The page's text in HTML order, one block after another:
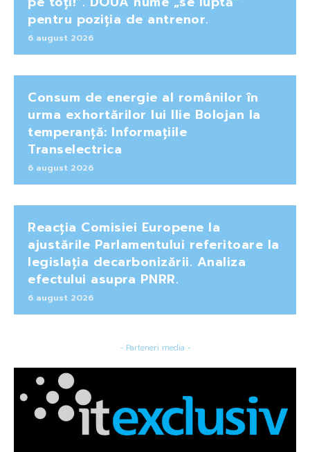
pentru poziția de antrenor.
6 august 2026
Consum de energie al românilor în
urma exhortărilor lui Ilie Bolojan la
temperanță: Informațiile
Transelectrica
6 august 2026
Reacția Comisiei Europene la
ajustările Parlamentului referitoare la
legislația decarbonizării. Analiza
efectului asupra PNRR.
6 august 2026
- Parteneri media -